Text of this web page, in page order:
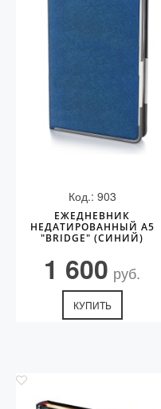
Код.: 903
ЕЖЕДНЕВНИК
НЕДАТИРОВАННЫЙ А5
"BRIDGE" (СИНИЙ)
1 600 руб.
КУПИТЬ